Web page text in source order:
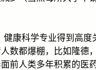
康科学专业得到高
数都爆棚，比如隆德
前人类多年积累的医